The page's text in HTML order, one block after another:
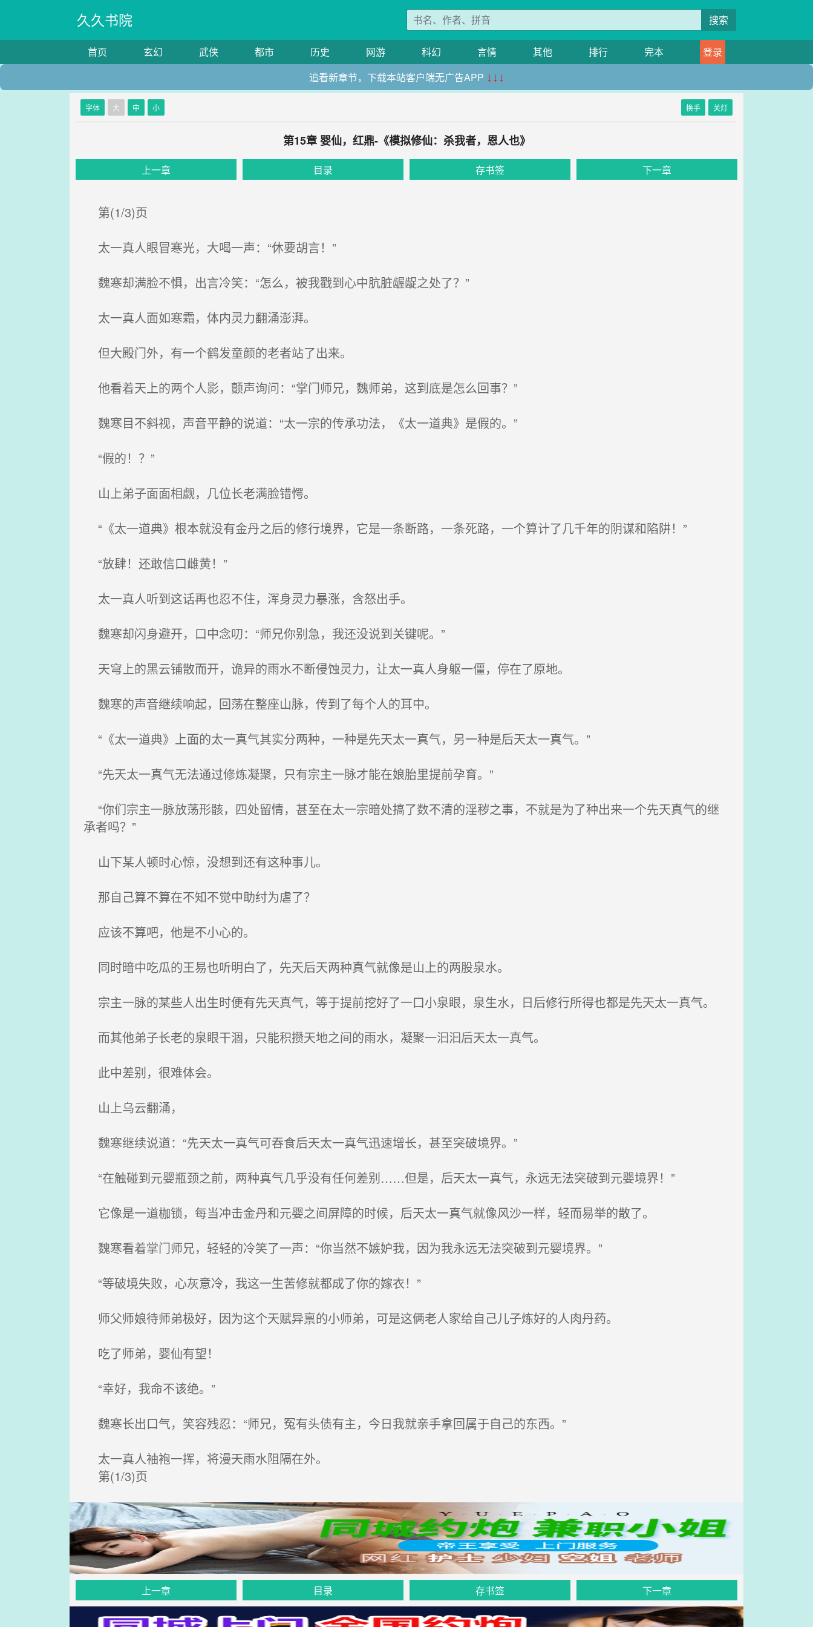
久久书院 搜索
首页 玄幻 武侠 都市 历史 网游 科幻 言情 其他 排行 完本
登录
追看新章节，下载本站客户端无广告APP ↓↓↓
字体 大 中 小 换手 关灯
第15章 婴仙，红鼎-《模拟修仙：杀我者，恩人也》
上一章 目录 存书签 下一章
第(1/3)页
太一真人眼冒寒光，大喝一声：“休要胡言！”
魏寒却满脸不惧，出言冷笑：“怎么，被我戳到心中肮脏龌龊之处了？”
太一真人面如寒霜，体内灵力翻涌澎湃。
但大殿门外，有一个鹤发童颜的老者站了出来。
他看着天上的两个人影，颤声询问：“掌门师兄，魏师弟，这到底是怎么回事？”
魏寒目不斜视，声音平静的说道：“太一宗的传承功法，《太一道典》是假的。”
“假的！？”
山上弟子面面相觑，几位长老满脸错愕。
“《太一道典》根本就没有金丹之后的修行境界，它是一条断路，一条死路，一个算计了几千年的阴谋和陷阱！”
“放肆！还敢信口雌黄！”
太一真人听到这话再也忍不住，浑身灵力暴涨，含怒出手。
魏寒却闪身避开，口中念叨：“师兄你别急，我还没说到关键呢。”
天穹上的黑云铺散而开，诡异的雨水不断侵蚀灵力，让太一真人身躯一僵，停在了原地。
魏寒的声音继续响起，回荡在整座山脉，传到了每个人的耳中。
“《太一道典》上面的太一真气其实分两种，一种是先天太一真气，另一种是后天太一真气。”
“先天太一真气无法通过修炼凝聚，只有宗主一脉才能在娘胎里提前孕育。”
“你们宗主一脉放荡形骸，四处留情，甚至在太一宗暗处搞了数不清的淫秽之事，不就是为了种出来一个先天真气的继
承者吗？”
山下某人顿时心惊，没想到还有这种事儿。
那自己算不算在不知不觉中助纣为虐了？
应该不算吧，他是不小心的。
同时暗中吃瓜的王易也听明白了，先天后天两种真气就像是山上的两股泉水。
宗主一脉的某些人出生时便有先天真气，等于提前挖好了一口小泉眼，泉生水，日后修行所得也都是先天太一真气。
而其他弟子长老的泉眼干涸，只能积攒天地之间的雨水，凝聚一汩汩后天太一真气。
此中差别，很难体会。
山上乌云翻涌，
魏寒继续说道：“先天太一真气可吞食后天太一真气迅速增长，甚至突破境界。”
“在触碰到元婴瓶颈之前，两种真气几乎没有任何差别……但是，后天太一真气，永远无法突破到元婴境界！”
它像是一道枷锁，每当冲击金丹和元婴之间屏障的时候，后天太一真气就像风沙一样，轻而易举的散了。
魏寒看着掌门师兄，轻轻的冷笑了一声：“你当然不嫉妒我，因为我永远无法突破到元婴境界。”
“等破境失败，心灰意冷，我这一生苦修就都成了你的嫁衣！”
师父师娘待师弟极好，因为这个天赋异禀的小师弟，可是这俩老人家给自己儿子炼好的人肉丹药。
吃了师弟，婴仙有望！
“幸好，我命不该绝。”
魏寒长出口气，笑容残忍：“师兄，冤有头债有主，今日我就亲手拿回属于自己的东西。”
太一真人袖袍一挥，将漫天雨水阻隔在外。
第(1/3)页
上一章 目录 存书签 下一章